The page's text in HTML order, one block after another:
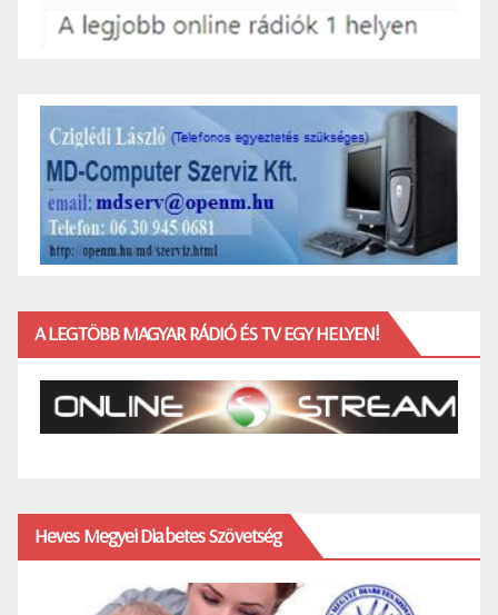
A LEGTÖBB MAGYAR RÁDIÓ ÉS TV EGY HELYEN!
Heves Megyei Diabetes Szövetség